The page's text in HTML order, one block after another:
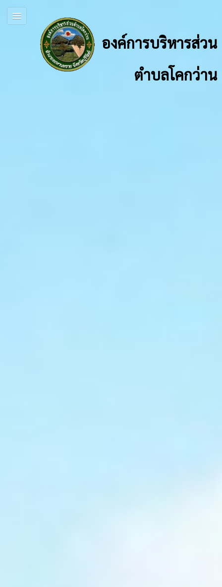
องค์การบริหารส่วน
ตำบลโคกว่าน